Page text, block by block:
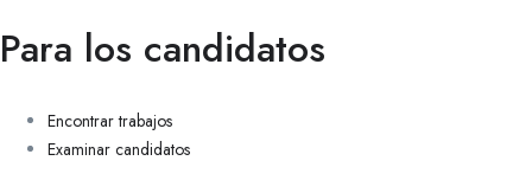
Para los candidatos
Encontrar trabajos
Examinar candidatos